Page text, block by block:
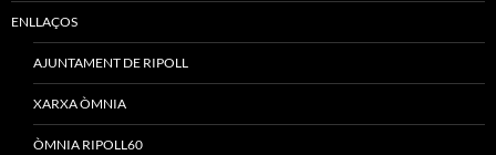
ENLLAÇOS
AJUNTAMENT DE RIPOLL
XARXA ÒMNIA
ÒMNIA RIPOLL60